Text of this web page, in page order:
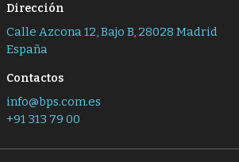
Dirección
Calle Azcona 12, Bajo B, 28028 Madrid
España
Contactos
info@bps.com.es
+91 313 79 00